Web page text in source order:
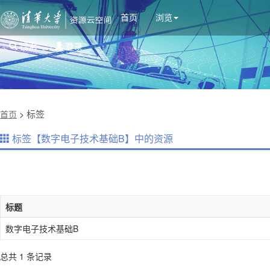
首页 浏览
搜索 登录
首页 > 标签
标签【数字电子技术基础B】中的资源
标题
数字电子技术基础B
总共 1 条记录